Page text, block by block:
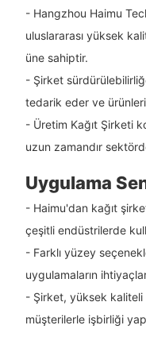
- Hangzhou Haimu
uluslararası yüksek
üne sahiptir.
- Şirket
tedarik eder ve
- Üretim Kağıt Şirketi
uzun zamandır
Uygulama
- Haimu'dan kağıt
çeşitli endüstrilerde
- Farklı yüzey
uygulamaların
- Şirket, yüksek kaliteli
müşterilerle işbirliği